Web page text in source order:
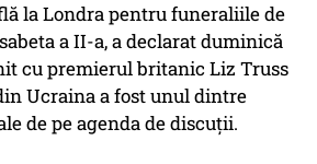
la Londra pentru funeraliile de
a II-a, a declarat duminică
cu premierul britanic Liz Truss
Ucraina a fost unul dintre
de pe agenda de discuţii.